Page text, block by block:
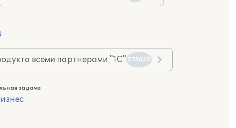
всеми партнерами "1С" 575825
задача